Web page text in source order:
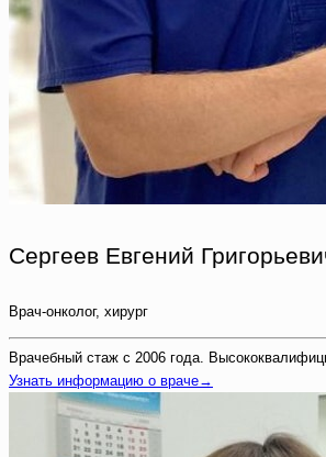
Сергеев Евгений
Врач-онколог, хирург
Врачебный стаж с 2006 года.
Узнать информацию о враче→